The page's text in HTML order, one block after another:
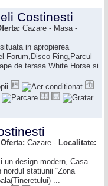
Costinesti
Cazare - Masa -
in apropierea
Forum,Disco Ring,Parcul
de terasa White Horse si
Cazare - Localitate:
un design modern, Casa
statiunii “Zona
...